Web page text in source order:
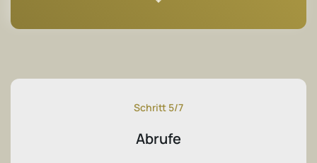
Schritt 5/7
Abrufe